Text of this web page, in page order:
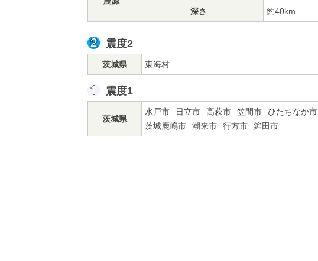
深さ
約40km
震度2
茨城県 東海村
震度1
茨城県
水戸市 日立市 高萩市 笠間市 ひたちなか市
茨城鹿嶋市
潮来市 行方市 鉾田市